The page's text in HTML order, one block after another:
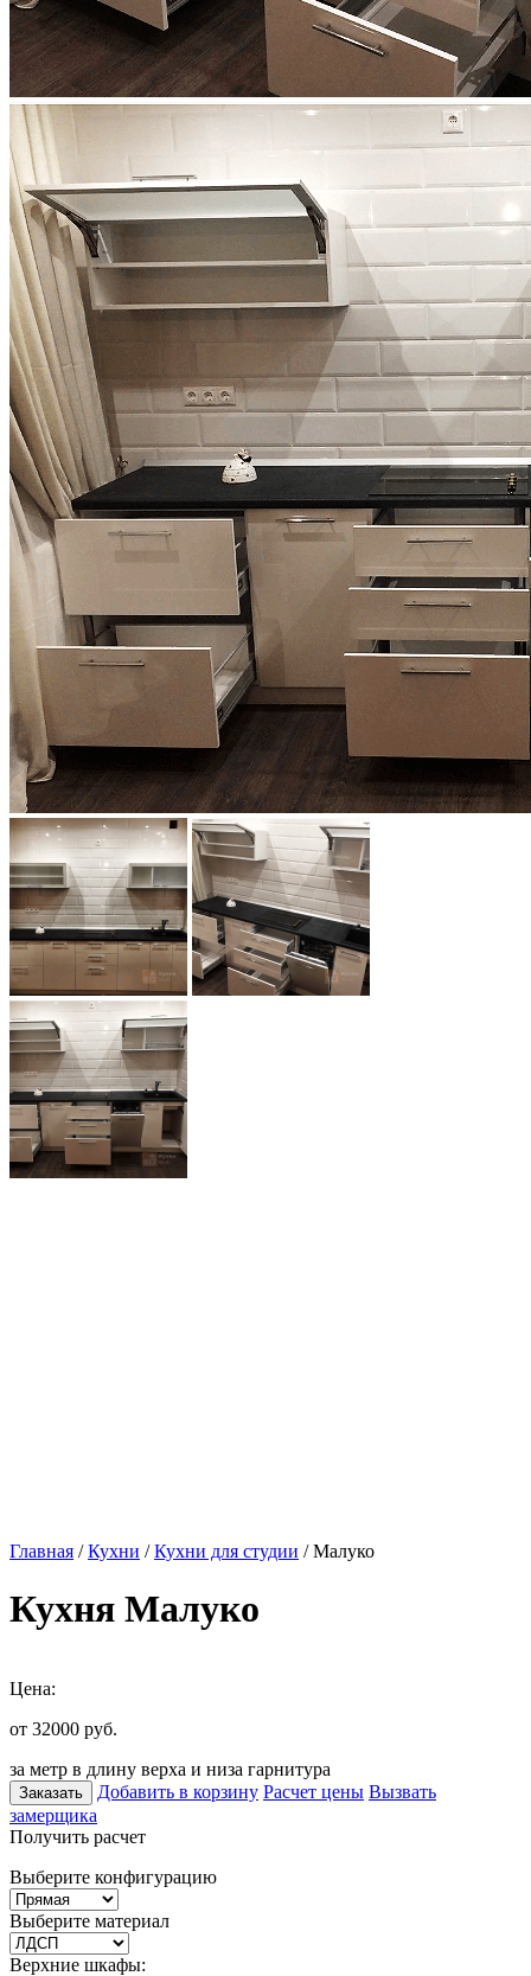
Главная /Кухни /Кухни для студии / Малуко
Кухня Малуко
Цена:
от 32000 руб.
за метр в длину верха и низа гарнитура
Заказать Добавить в корзину Расчет цены Вызвать
замерщика
Получить расчет
Выберите конфигурацию
Выберите материал
Верхние шкафы: